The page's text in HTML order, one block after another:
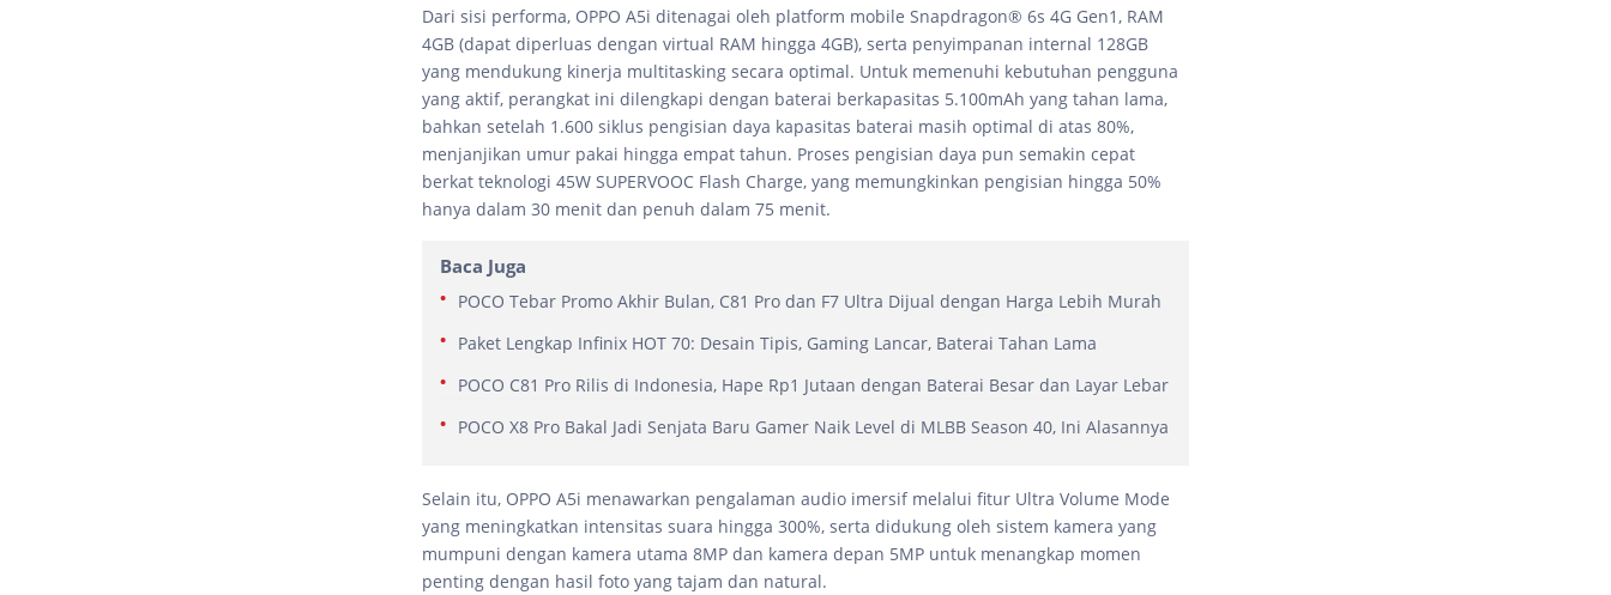
Dari sisi performa, OPPO A5i ditenagai oleh platform mobile Snapdragon® 6s 4G Gen1, RAM
4GB (dapat diperluas dengan virtual RAM hingga 4GB), serta penyimpanan internal 128GB
yang mendukung kinerja multitasking secara optimal. Untuk memenuhi kebutuhan pengguna
yang aktif, perangkat ini dilengkapi dengan baterai berkapasitas 5.100mAh yang tahan lama,
bahkan setelah 1.600 siklus pengisian daya kapasitas baterai masih optimal di atas 80%,
menjanjikan umur pakai hingga empat tahun. Proses pengisian daya pun semakin cepat
berkat teknologi 45W SUPERVOOC Flash Charge, yang memungkinkan pengisian hingga 50%
hanya dalam 30 menit dan penuh dalam 75 menit.
Baca Juga
POCO Tebar Promo Akhir Bulan, C81 Pro dan F7 Ultra Dijual dengan Harga Lebih Murah
Paket Lengkap Infinix HOT 70: Desain Tipis, Gaming Lancar, Baterai Tahan Lama
POCO C81 Pro Rilis di Indonesia, Hape Rp1 Jutaan dengan Baterai Besar dan Layar Lebar
POCO X8 Pro Bakal Jadi Senjata Baru Gamer Naik Level di MLBB Season 40, Ini Alasannya
Selain itu, OPPO A5i menawarkan pengalaman audio imersif melalui fitur Ultra Volume Mode
yang meningkatkan intensitas suara hingga 300%, serta didukung oleh sistem kamera yang
mumpuni dengan kamera utama 8MP dan kamera depan 5MP untuk menangkap momen
penting dengan hasil foto yang tajam dan natural.